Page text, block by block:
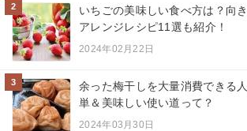
2
いちごの美味しい食べ方は？向
アレンジレシピ11選も紹介！
2024年02月22日
3
余った梅干しを大量消費できる
単＆美味しい使い道って？
2024年03月30日